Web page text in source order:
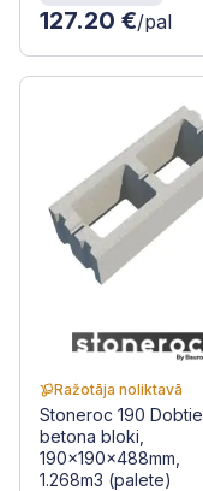
127.20 €/pal
Ražotāja noliktavā
Stoneroc 190 Dobtie
betona bloki,
190x190x488mm,
1.268m3 (palete)